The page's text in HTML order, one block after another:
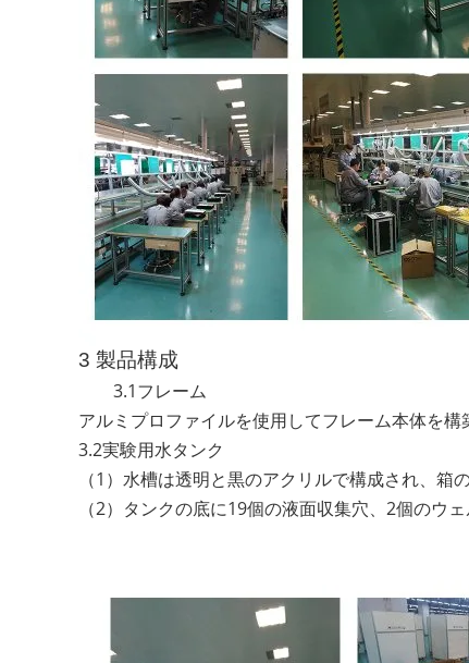
3 製品構成
3.1フレーム
アルミプロファイルを使用してフレーム本体を
3.2実験用水タンク
（1）水槽は透明と黒のアクリルで構成され、箱
（2）タンクの底に19個の液面収集穴、2個のウ